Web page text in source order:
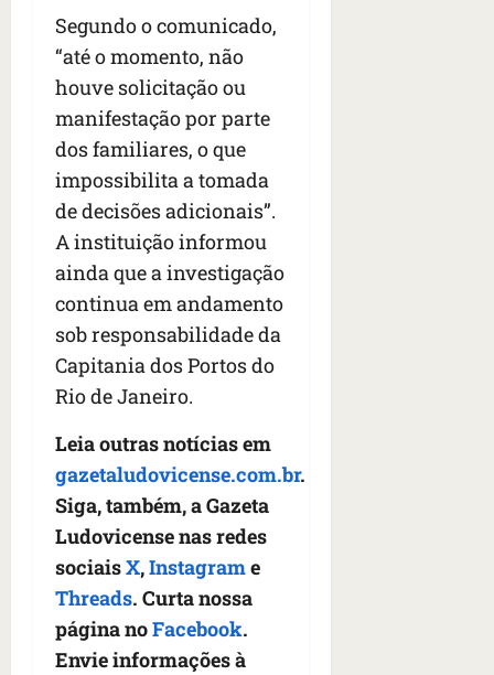
Segundo o comunicado,
“até o momento, não
houve solicitação ou
manifestação por parte
dos familiares, o que
impossibilita a tomada
de decisões adicionais”.
A instituição informou
ainda que a investigação
continua em andamento
sob responsabilidade da
Capitania dos Portos do
Rio de Janeiro.
Leia outras notícias em
gazetaludovicense.com.br.
Siga, também, a Gazeta
Ludovicense nas redes
sociaisX,Instagrame
Threads. Curta nossa
página noFacebook.
Envie informações à